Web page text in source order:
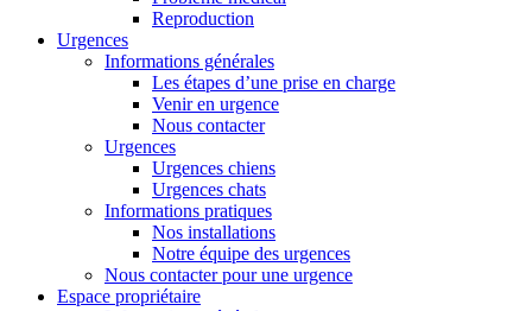
Reproduction
Urgences
Informations générales
Les étapes d’une prise en charge
Venir en urgence
Nous contacter
Urgences
Urgences chiens
Urgences chats
Informations pratiques
Nos installations
Notre équipe des urgences
Nous contacter pour une urgence
Espace propriétaire